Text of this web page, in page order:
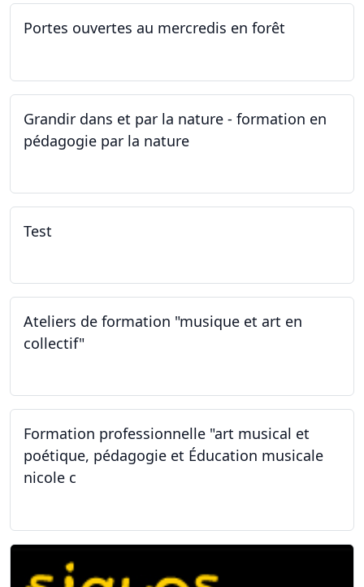
Portes ouvertes au mercredis en forêt
Grandir dans et par la nature - formation en
pédagogie par la nature
Test
Ateliers de formation "musique et art en
collectif"
Formation professionnelle "art musical et
poétique, pédagogie et Éducation musicale
nicole c